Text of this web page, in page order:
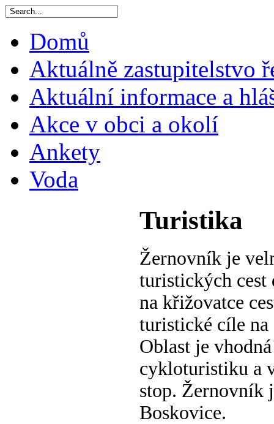
Domů
Aktuálně zastupitelstvo
Aktuální informace a
Akce v obci a okolí
Ankety
Voda
Turistika
Žernovník je
turistických cest
na křižovatce
turistické cíle na
Oblast je
cykloturistiku a
stop. Žernovník
Boskovice.